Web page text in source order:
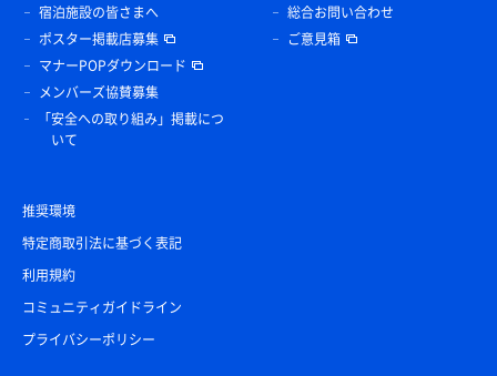
宿泊施設の皆さまへ
ポスター掲載店募集
マナーPOPダウンロード
メンバーズ協賛募集
「安全への取り組み」掲載につ
いて
総合お問い合わせ
ご意見箱
推奨環境
特定商取引法に基づく表記
利用規約
コミュニティガイドライン
プライバシーポリシー